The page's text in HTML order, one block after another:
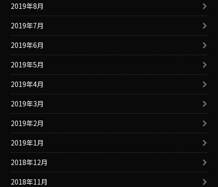
2019年8月
2019年7月
2019年6月
2019年5月
2019年4月
2019年3月
2019年2月
2019年1月
2018年12月
2018年11月